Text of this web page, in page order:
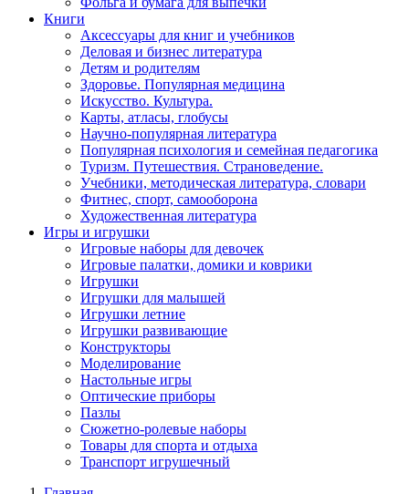
Книги
Аксессуары для книг и учебников
Деловая и бизнес литература
Детям и родителям
Здоровье. Популярная медицина
Искусство. Культура.
Карты, атласы, глобусы
Научно-популярная литература
Популярная психология и семейная педагогика
Туризм. Путешествия. Страноведение.
Учебники, методическая литература, словари
Фитнес, спорт, самооборона
Художественная литература
Игры и игрушки
Игровые наборы для девочек
Игровые палатки, домики и коврики
Игрушки
Игрушки для малышей
Игрушки летние
Игрушки развивающие
Конструкторы
Моделирование
Настольные игры
Оптические приборы
Пазлы
Сюжетно-ролевые наборы
Товары для спорта и отдыха
Транспорт игрушечный